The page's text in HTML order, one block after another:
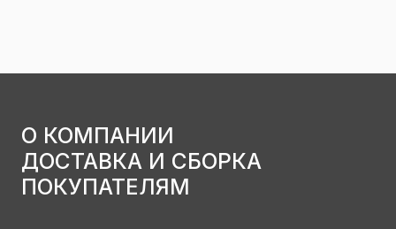
О КОМПАНИИ
ДОСТАВКА И СБОРКА
ПОКУПАТЕЛЯМ